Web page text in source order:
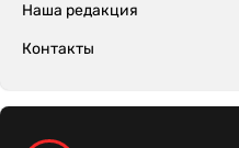
Наша редакция
Контакты